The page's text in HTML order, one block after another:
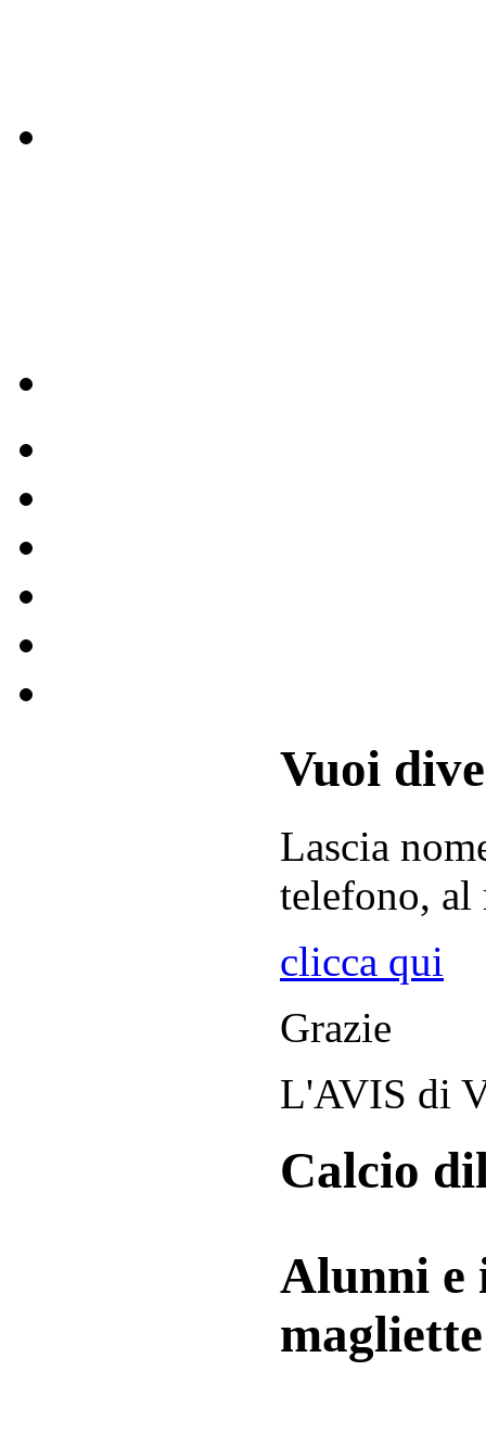
Vuoi
Lascia
telefono, al
clicca qui
Grazie
L'AVIS di
Calcio
Alunni e